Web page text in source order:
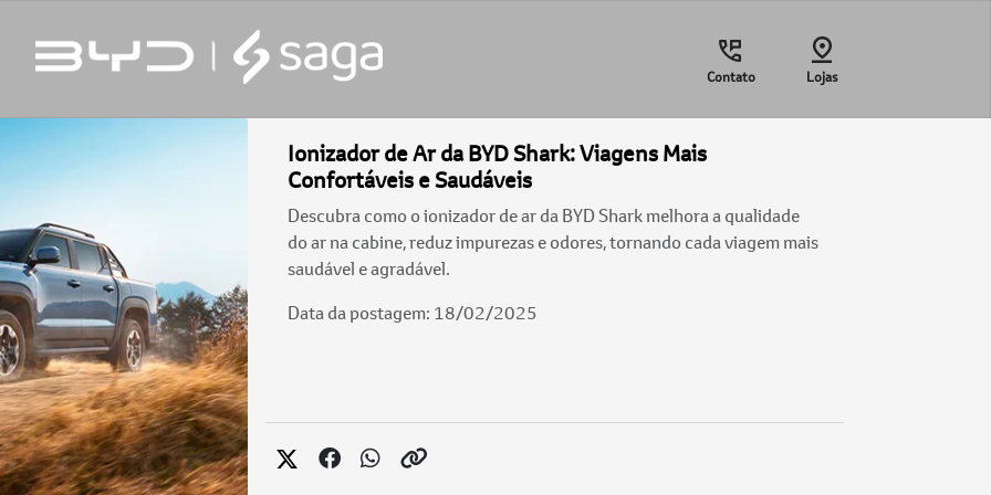
Contato Lojas
Ionizador de Ar da BYD Shark: Viagens Mais
Confortáveis e Saudáveis
Descubra como o ionizador de ar da BYD Shark melhora a qualidade
do ar na cabine, reduz impurezas e odores, tornando cada viagem mais
saudável e agradável.
Data da postagem: 18/02/2025